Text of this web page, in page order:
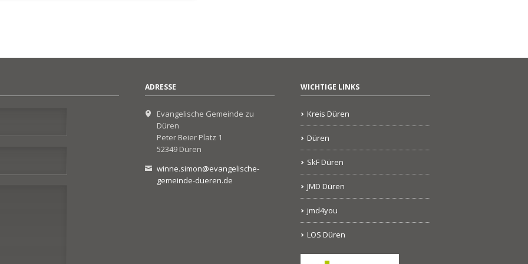
ADRESSE
Evangelische Gemeinde zu
Düren
Peter Beier Platz 1
52349 Düren
winne.simon@evangelische-
gemeinde-dueren.de
WICHTIGE LINKS
Kreis Düren
Düren
SkF Düren
JMD Düren
jmd4you
LOS Düren